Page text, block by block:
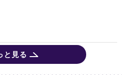
と見る